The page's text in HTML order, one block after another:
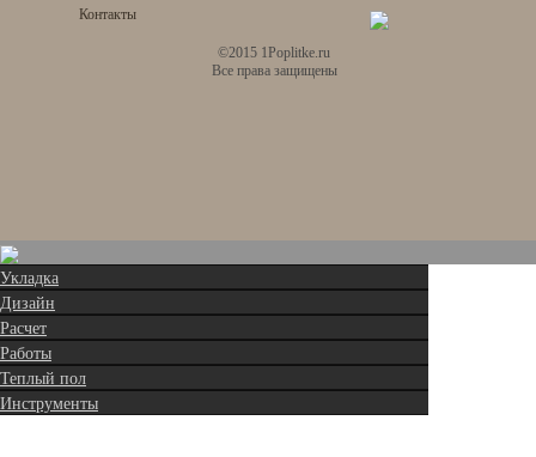
Контакты
©2015 1Poplitke.ru
Все права защищены
Укладка
Дизайн
Расчет
Работы
Теплый пол
Инструменты